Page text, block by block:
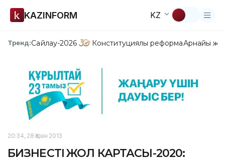
KAZINFORM KZ
Тренд:Сайлау-2026 Конституциялық реформаАрнайы
20:34, 28 Қазан 2013
БИЗНЕСТІҢ ЖОЛ КАРТАСЫ-2020: